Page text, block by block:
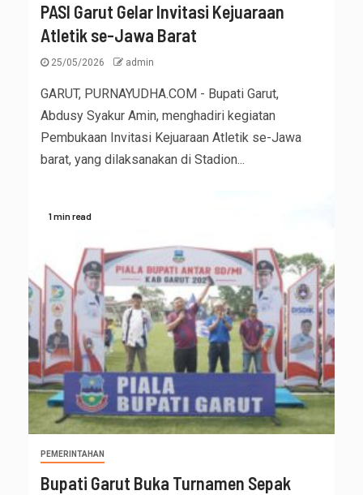
PASI Garut Gelar Invitasi Kejuaraan
Atletik se-Jawa Barat
25/05/2026 admin
GARUT, PURNAYUDHA.COM - Bupati Garut,
Abdusy Syakur Amin, menghadiri kegiatan
Pembukaan Invitasi Kejuaraan Atletik se-Jawa
barat, yang dilaksanakan di Stadion...
1 min read
PEMERINTAHAN
Bupati Garut Buka Turnamen Sepak